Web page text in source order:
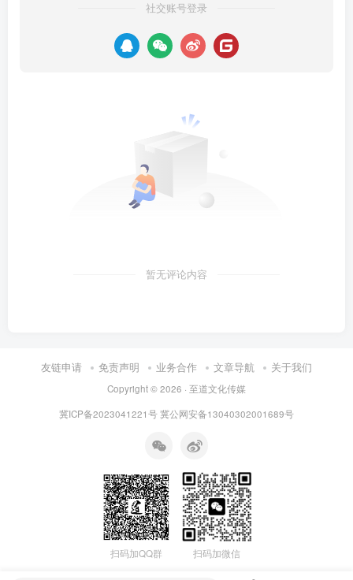
社交账号登录
暂无评论内容
友链申请 免责声明 业务合作 文章导航 关于我们
Copyright © 2026 · 至道文化传媒
冀ICP备2023041221号冀公网安备13040302001689号
扫码加QQ群 扫码加微信